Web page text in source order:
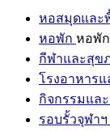
หอสมุดและ
หอพัก หอพัก
กีฬาและสุข
โรงอาหารแ
กิจกรรมแล
รอบรั้วจุฬาฯ